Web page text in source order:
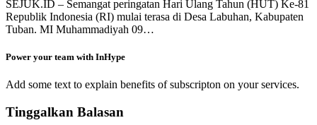
SEJUK.ID – Semangat peringatan Hari Ulang Tahun (HUT) Ke-81
Republik Indonesia (RI) mulai terasa di Desa Labuhan, Kabupaten
Tuban. MI Muhammadiyah 09…
Power your team with InHype
Add some text to explain benefits of subscripton on your services.
Tinggalkan Balasan